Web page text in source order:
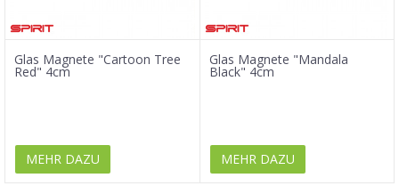
Glas Magnete "Cartoon Tree
Red" 4cm
MEHR DAZU
Glas Magnete "Mandala
Black" 4cm
MEHR DAZU